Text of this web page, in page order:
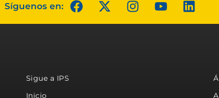
Síguenos en:
Sigue a IPS
Inicio